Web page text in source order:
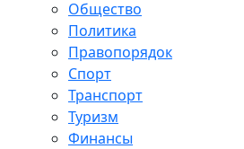
Общество
Политика
Правопорядок
Спорт
Транспорт
Туризм
Финансы